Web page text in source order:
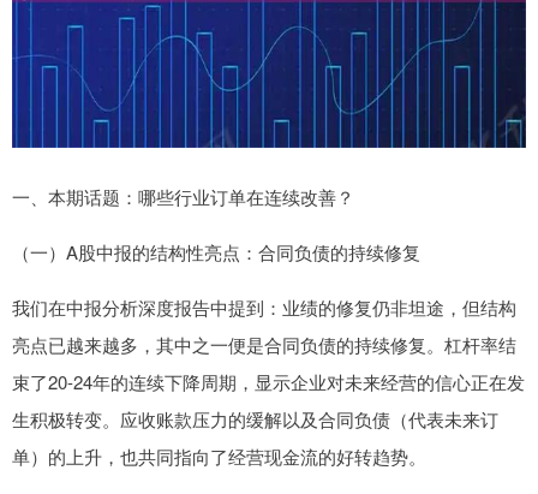
一、本期话题：哪些行业订单在连续改善？
（一）A股中报的结构性亮点：合同负债的持续修复
我们在中报分析深度报告中提到：业绩的修复仍非坦途，但结构
亮点已越来越多，其中之一便是合同负债的持续修复。杠杆率结
束了20-24年的连续下降周期，显示企业对未来经营的信心正在发
生积极转变。应收账款压力的缓解以及合同负债（代表未来订
单）的上升，也共同指向了经营现金流的好转趋势。